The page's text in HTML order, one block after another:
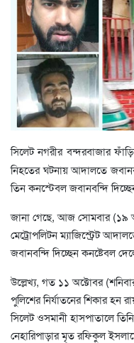
সিলেট নগরীর বন্দরবাজার
নিহতের ঘটনায় আদালতে
তিন কনস্টেবল জবানবন্দি
জানা গেছে, আজ সোমবার (১৯
মেট্রোপলিটন ম্যাজিস্ট্রেট
জবানবন্দি দিচ্ছেন কনষ্টেবল
উল্লেখ্য, গত ১১ অক্টোবর
পুলিশের নির্যাতনের শিকার
সিলেট ওসমানী হাসপাতালে
নেহারিপাড়ার মৃত রফিকুল